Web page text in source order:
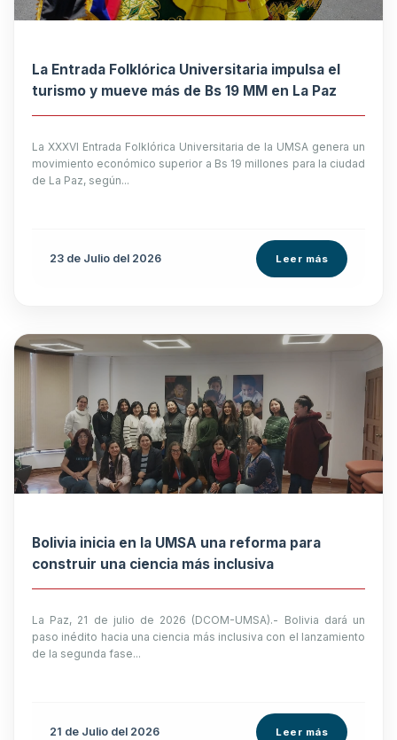
La Entrada Folklórica Universitaria impulsa el
turismo y mueve más de Bs 19 MM en La Paz
La XXXVI Entrada Folklórica Universitaria de la UMSA genera un
movimiento económico superior a Bs 19 millones para la ciudad
de La Paz, según...
23 de Julio del 2026 Leer más
Bolivia inicia en la UMSA una reforma para
construir una ciencia más inclusiva
La Paz, 21 de julio de 2026 (DCOM-UMSA).- Bolivia dará un
paso inédito hacia una ciencia más inclusiva con el lanzamiento
de la segunda fase...
21 de Julio del 2026 Leer más